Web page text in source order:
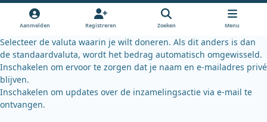
o
b
k
y
Aanmelden Registreren Zoeken Menu
Selecteer de valuta waarin je wilt doneren. Als dit anders is dan
de standaardvaluta, wordt het bedrag automatisch omgewisseld.
Inschakelen om ervoor te zorgen dat je naam en e-mailadres privé
blijven.
Inschakelen om updates over de inzamelingsactie via e-mail te
ontvangen.